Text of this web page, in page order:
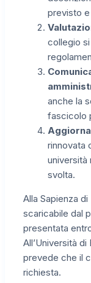
previsto e
collegio
anche la
fascicolo
rinnovata
università
svolta.
Alla Sapienza
scaricabile dal
presentata
All’Università
prevede che il
richiesta.